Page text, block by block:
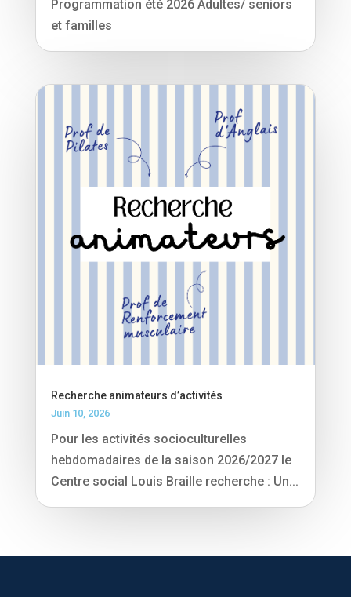
Programmation été 2026 Adultes/ seniors
et familles
Recherche animateurs d’activités
Juin 10, 2026
Pour les activités socioculturelles
hebdomadaires de la saison 2026/2027 le
Centre social Louis Braille recherche : Un...